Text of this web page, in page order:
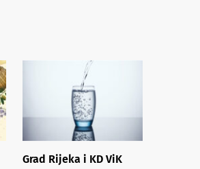
Grad Rijeka i KD ViK